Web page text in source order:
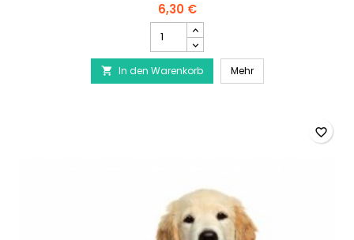
6,30 €
in-
1-
Hundebürste
ohne
 In den Warenkorb Mehr2-in-1-Hundebürste
favorite_border